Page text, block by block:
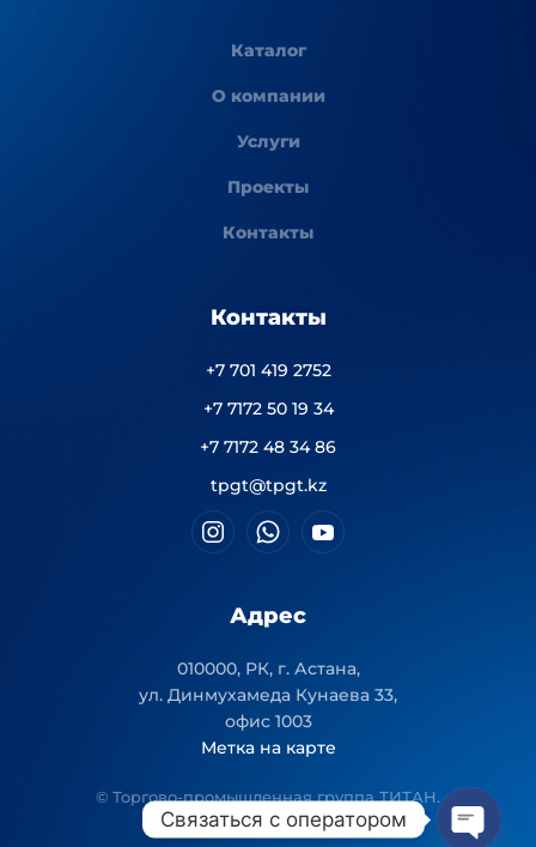
Каталог
О компании
Услуги
Проекты
Контакты
Контакты
+7 701 419 2752
+7 7172 50 19 34
+7 7172 48 34 86
tpgt@tpgt.kz
Адрес
010000, РК, г. Астана,
ул. Динмухамеда Кунаева 33,
офис 1003
Метка на карте
© Торгово-промышленная группа ТИТАН.
Связаться с оператором